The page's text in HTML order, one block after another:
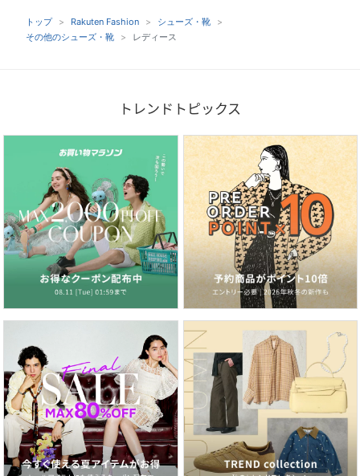
トップ Rakuten Fashion
シューズ・靴
その他のシューズ・靴
レディース
トレンドトピックス